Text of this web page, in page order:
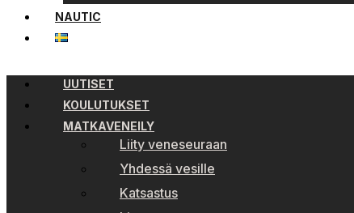
NAUTIC
UUTISET
KOULUTUKSET
MATKAVENEILY
Liity veneseuraan
Yhdessä vesille
Katsastus